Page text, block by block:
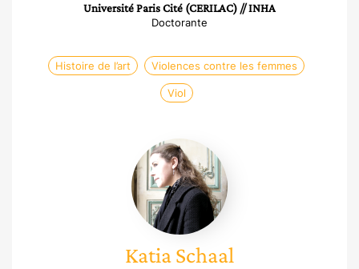
Université Paris Cité (CERILAC) // INHA
Doctorante
Histoire de l’art Violences contre les femmes
Viol
Katia
Schaal
KatiaSchaal